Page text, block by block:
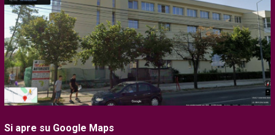
Si apre su Google Maps